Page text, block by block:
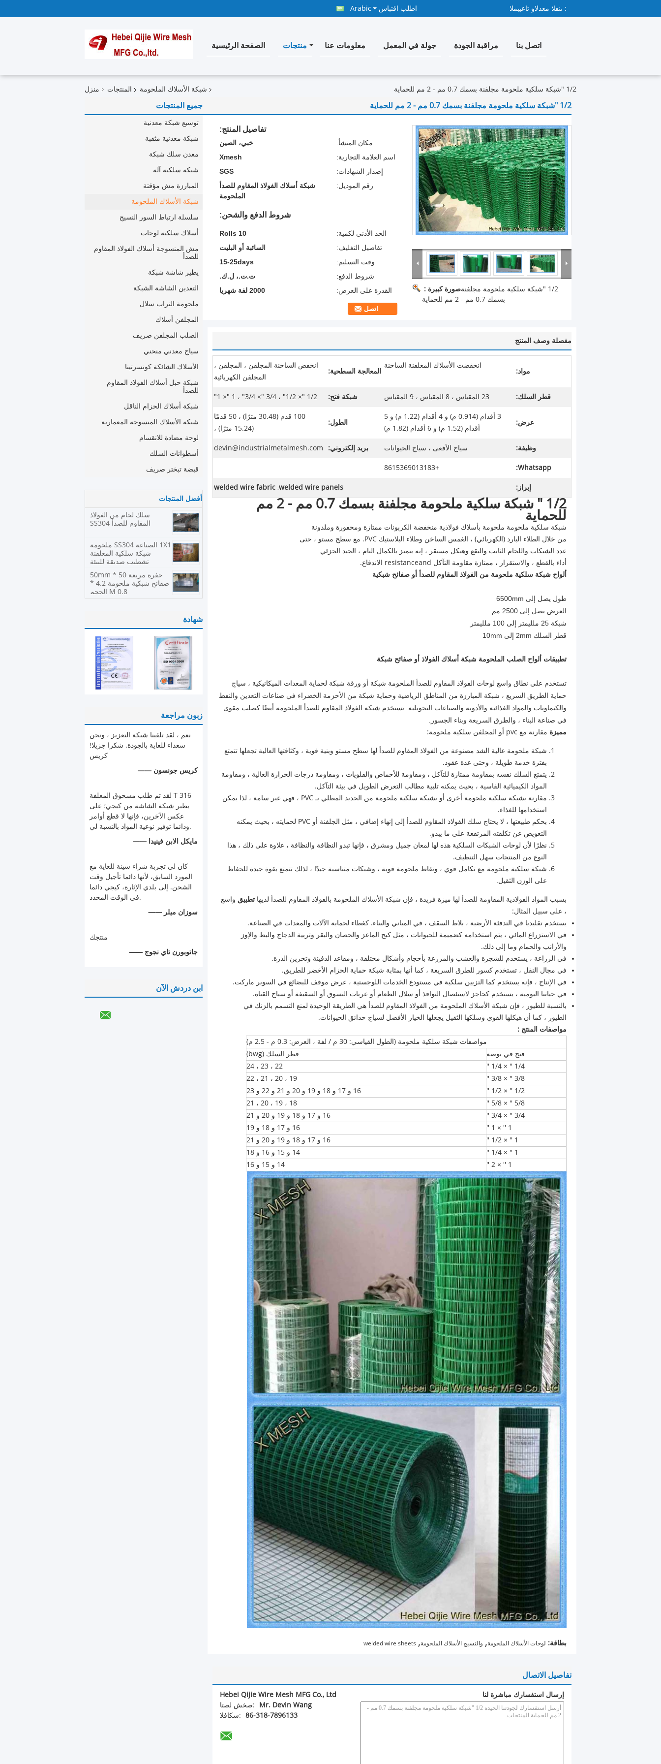
المبيعات والدعم الفنى : اطلب اقتباس Arabic
الصفحة الرئيسية منتجات معلومات عنا جولة في المعمل مراقبة الجودة اتصل بنا
منزل المنتجات شبكة الأسلاك الملحومة 1/2 "شبكة سلكية ملحومة مجلفنة بسمك 0.7 مم - 2 مم للحماية
جميع المنتجات
توسيع شبكة معدنية
شبكة معدنية مثقبة
معدن سلك شبكة
شبكة سلكية آلة
المبارزة مش مؤقتة
شبكة الأسلاك الملحومة
سلسلة ارتباط السور النسيج
أسلاك سلكية لوحات
مش المنسوجة أسلاك الفولاذ المقاوم
للصدأ
يطير شاشة شبكة
التعدين الشاشة الشبكة
ملحومة التراب سلال
المجلفن أسلاك
الصلب المجلفن صريف
سياج معدني منحني
الأسلاك الشائكة كونسرتينا
شبكة حبل أسلاك الفولاذ المقاوم
للصدأ
شبكة أسلاك الحزام الناقل
شبكة الأسلاك المنسوجة المعمارية
لوحة مضادة للانقسام
أسطوانات السلك
قبضة تبختر صريف
أفضل المنتجات
سلك لحام من الفولاذ
المقاوم للصدأ SS304
1X1 الصناعة SS304 ملحومة
شبكة سلكية المغلفنة
تشطيب صديقة للبيئة
حفرة مربعة 50 * 50mm
صفائح شبكية ملحومة 4.2 *
0.8 M الحجم
شهادة
زبون مراجعة
نعم ، لقد تلقينا شبكة التعزيز ، ونحن
سعداء للغاية بالجودة. شكرا جزيلا!
كريس
—— كريس جونسون
لقد تم طلب مسحوق المغلفة T 316
يطير شبكة الشاشة من كيجي؛ على
عكس الآخرين، فإنها لا قطع أوامر
ودائما توفير نوعية المواد بالنسبة لي.
—— مايكل الابن فينيدا
كان لي تجربة شراء سيئة للغاية مع
المورد السابق، لأنها دائما تأجيل وقت
الشحن. إلى بلدي الإثارة، كيجي دائما
في الوقت المحدد.
—— سوزان ميلر
منتجك
—— جاتوبورن تاي نجوج
ابن دردش الآن
1/2 "شبكة سلكية ملحومة مجلفنة بسمك 0.7 مم - 2 مم للحماية
صورة كبيرة :1/2 "شبكة سلكية ملحومة مجلفنة
بسمك 0.7 مم - 2 مم للحماية
تفاصيل المنتج:
مكان المنشأ:
خبي، الصين
اسم العلامة التجارية:
Xmesh
إصدار الشهادات:
SGS
رقم الموديل:
شبكة أسلاك الفولاذ المقاوم للصدأ
الملحومة
شروط الدفع والشحن:
الحد الأدنى لكمية:
10 Rolls
تفاصيل التغليف:
السائبة أو البليت
وقت التسليم:
15-25days
شروط الدفع:
ت.ت.، ل.ك.
القدرة على العرض:
2000 لفة شهريا
اتصل
مفصلة وصف المنتج
مواد:
انخفضت الأسلاك المغلفنة الساخنة
المعالجة السطحية:
انخفض الساخنة المجلفن ، المجلفن ،
المجلفن الكهربائية
قطر السلك: 23 المقياس ، 8 المقياس ، 9 المقياس شبكة فتح: 1/2 "× 1/2" ، 3/4 "× 3/4" ، 1 "× 1"
عرض:
3 أقدام (0.914 م) و 4 أقدام (1.22 م) و 5
أقدام (1.52 م) و 6 أقدام (1.82 م)
الطول:
100 قدم (30.48 مترًا) ، 50 قدمًا
(15.24 مترًا) ،
وظيفة: سياج الأفعى ، سياج الحيوانات بريد إلكتروني: devin@industrialmetalmesh.com
Whatsapp:
+8615369013183
إبراز: welded wire panels
,
welded wire fabric
1/2 " شبكة سلكية ملحومة مجلفنة بسمك 0.7 مم - 2 مم
للحماية
شبكة سلكية ملحومة ملحومة بأسلاك فولاذية منخفضة الكربونات ممتازة ومحفورة وملدونة
من خلال الطلاء البارد (الكهربائي) ، الغمس الساخن وطلاء البلاستيك PVC. مع سطح مستو ، حتى
عدد الشبكات واللحام الثابت والبقع وهيكل مستقر ، إنه يتميز بالكمال التام ، الجيد الجزئي
أداء بالقطع ، والاستقرار ، ممتازة مقاومة التآكل resistanceand الاندفاع.
ألواح شبكة سلكية ملحومة من الفولاذ المقاوم للصدأ أو صفائح شبكية
طول يصل إلى 6500mm
العرض يصل إلى 2500 مم
شبكة 25 ملليمتر إلى 100 ملليمتر
قطر السلك 2mm إلى 10mm
تطبيقات ألواح الصلب الملحومة شبكة أسلاك الفولاذ أو صفائح شبكة
تستخدم على نطاق واسع لوحات الفولاذ المقاوم للصدأ الملحومة شبكة أو ورقة شبكة لحماية المعدات الميكانيكية ، سياج
حماية الطريق السريع ، شبكة المبارزة من المناطق الرياضية وحماية شبكة من الأحزمة الخضراء في صناعات التعدين والنفط
والكيماويات والمواد الغذائية والأدوية والصناعات التحويلية. تستخدم شبكة الفولاذ المقاوم للصدأ الملحومة أيضًا كصلب مقوى
في صناعة البناء ، والطرق السريعة وبناء الجسور.
مميزة مقارنة مع pvc أو المجلفن سلكية ملحومة:
شبكة ملحومة عالية الشد مصنوعة من الفولاذ المقاوم للصدأ لها سطح مستو وبنية قوية ، وكثافتها العالية تجعلها تتمتع
بفترة خدمة طويلة ، وحتى عدة عقود.
يتمتع السلك نفسه بمقاومة ممتازة للتآكل ، ومقاومة للأحماض والقلويات ، ومقاومة درجات الحرارة العالية ، ومقاومة
المواد الكيميائية القاسية ، بحيث يمكنه تلبية مطالب التعرض الطويل في بيئة التآكل.
مقارنة بشبكة سلكية ملحومة أخرى أو بشبكة سلكية ملحومة من الحديد المطلي بـ PVC ، فهي غير سامة ، لذا يمكن
استخدامها للغذاء.
بحكم طبيعتها ، لا يحتاج سلك الفولاذ المقاوم للصدأ إلى إنهاء إضافي ، مثل الجلفنة أو PVC لحمايته ، بحيث يمكنه
التعويض عن تكلفته المرتفعة على ما يبدو.
نظرًا لأن لوحات الشبكات السلكية هذه لها لمعان جميل ومشرق ، فإنها تبدو النظافة والنظافة ، علاوة على ذلك ، هذا
النوع من المنتجات سهل التنظيف.
شبكة سلكية ملحومة مع تكامل قوي ، ونقاط ملحومة قوية ، وشبكات متناسبة جيدًا ، لذلك تتمتع بقوة جيدة للحفاظ
على الوزن الثقيل.
بسبب المواد الفولاذية المقاومة للصدأ لها ميزة فريدة ، فإن شبكة الأسلاك الملحومة بالفولاذ المقاوم للصدأ لديها تطبيق واسع
، على سبيل المثال:
يستخدم تقليديا في التدفئة الأرضية ، بلاط السقف ، في المباني والبناء. كغطاء لحماية الآلات والمعدات في الصناعة.
في الاستزراع المائي ، يتم استخدامه كضميمة للحيوانات ، مثل كبح الماعز والحصان والبقر وتربية الدجاج والبط والإوز
والأرانب والحمام وما إلى ذلك.
في الزراعة ، يستخدم للشجرة والعشب والمزرعة بأحجام وأشكال مختلفة ، ومقاعد الدفيئة وتخزين الذرة.
في مجال النقل ، تستخدم كسور للطرق السريعة ، كما أنها بمثابة شبكة حماية الحزام الأخضر للطريق.
في الإنتاج ، فإنه يستخدم كما التزيين سلكية في مستودع الخدمات اللوجستية ، عرض موقف للبضائع في السوبر ماركت.
في حياتنا اليومية ، يستخدم كحاجز لاستئصال النوافذ أو سلال الطعام أو عربات التسوق أو السقيفة أو سياج القناة.
بالنسبة للطيور ، فإن شبكة الأسلاك الملحومة من الفولاذ المقاوم للصدأ هي الطريقة الوحيدة لمنع التسمم بالزنك في
الطيور ، كما أن هيكلها القوي وسلكها الثقيل يجعلها الخيار الأفضل لسياج حدائق الحيوانات.
مواصفات المنتج :
مواصفات شبكة سلكية ملحومة (الطول القياسي: 30 م / لفة ، العرض: 0.3 م - 2.5 م)
فتح في بوصة
قطر السلك (bwg)
1/4 '' × 1/4 ''
22 ، 23 ، 24
3/8 '' × 3/8 ''
19 ، 20 ، 21 ، 22
1/2 '' × 1/2 ''
16 و 17 و 18 و 19 و 20 و 21 و 22 و 23
5/8 '' × 5/8 ''
18 ، 19 ، 20 ، 21
3/4 '' × 3/4 ''
16 و 17 و 18 و 19 و 20 و 21
1 '' × 1 ''
16 و 17 و 18 و 19
1 '' × 1/2 ''
16 و 17 و 18 و 19 و 20 و 21
1 '' × 1/4 ''
14 و 15 و 16 و 18
1 '' × 2 ''
14 و 15 و 16
بطاقة: لوحات الأسلاك الملحومة, والنسيج الأسلاك الملحومة,
welded wire sheets
تفاصيل الاتصال
Hebei Qijie Wire Mesh MFG Co., Ltd
اتصل شخص:
Mr. Devin Wang
الفاكس: 86-318-7896133
إرسال استفسارك مباشرة لنا